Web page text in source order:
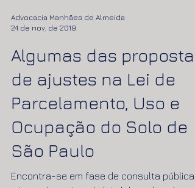
24 de nov. de 2019
Algumas das propostas
de ajustes na Lei de
Parcelamento, Uso e
Ocupação do Solo de
São Paulo